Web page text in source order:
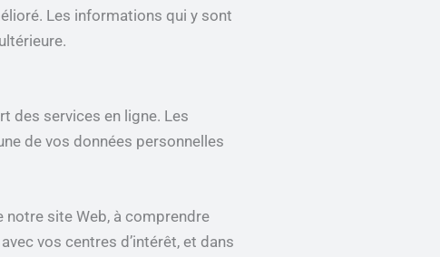
Les informations qui y sont
des services en ligne. Les
de vos données personnelles
site Web, à comprendre
vos centres d’intérêt, et dans